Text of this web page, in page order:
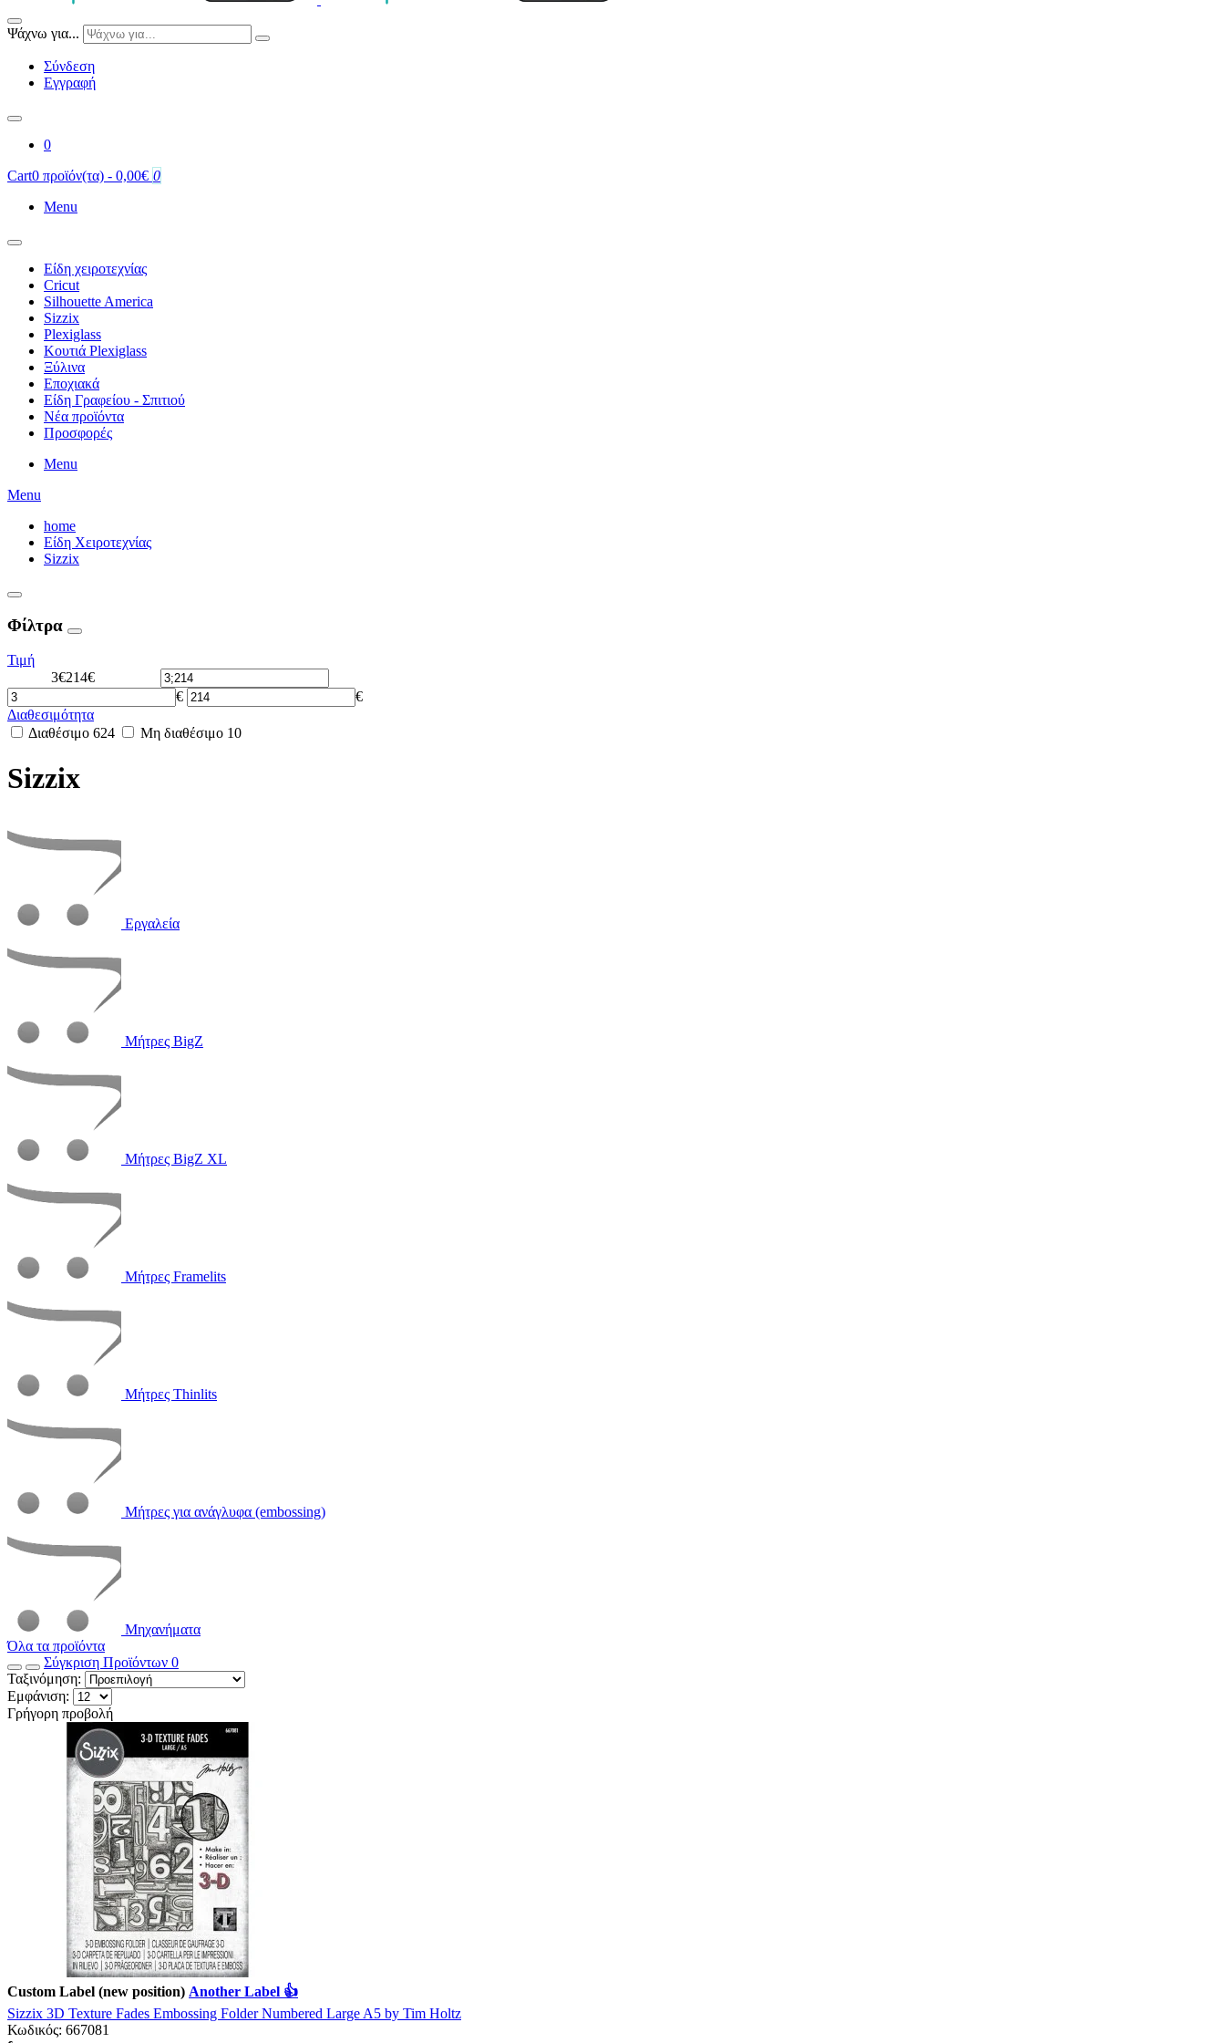
Ψάχνω για...
Σύνδεση
Εγγραφή
0
Cart0 προϊόν(τα) - 0,00€ 0
Menu
Είδη χειροτεχνίας
Cricut
Silhouette America
Sizzix
Plexiglass
Κουτιά Plexiglass
Ξύλινα
Εποχιακά
Είδη Γραφείου - Σπιτιού
Νέα προϊόντα
Προσφορές
Menu
Menu
home
Είδη Χειροτεχνίας
Sizzix
Φίλτρα
Τιμή
3€214€
€
€
Διαθεσιμότητα
Διαθέσιμο 624 Μη διαθέσιμο 10
Sizzix
Εργαλεία
Μήτρες BigZ
Μήτρες BigZ XL
Μήτρες Framelits
Μήτρες Thinlits
Μήτρες για ανάγλυφα (embossing)
Μηχανήματα
Όλα τα προϊόντα
Σύγκριση Προϊόντων 0
Ταξινόμηση:
Εμφάνιση:
Γρήγορη προβολή
Custom Label (new position) Another Label 👍
Sizzix 3D Texture Fades Embossing Folder Numbered Large A5 by Tim Holtz
Κωδικός: 667081